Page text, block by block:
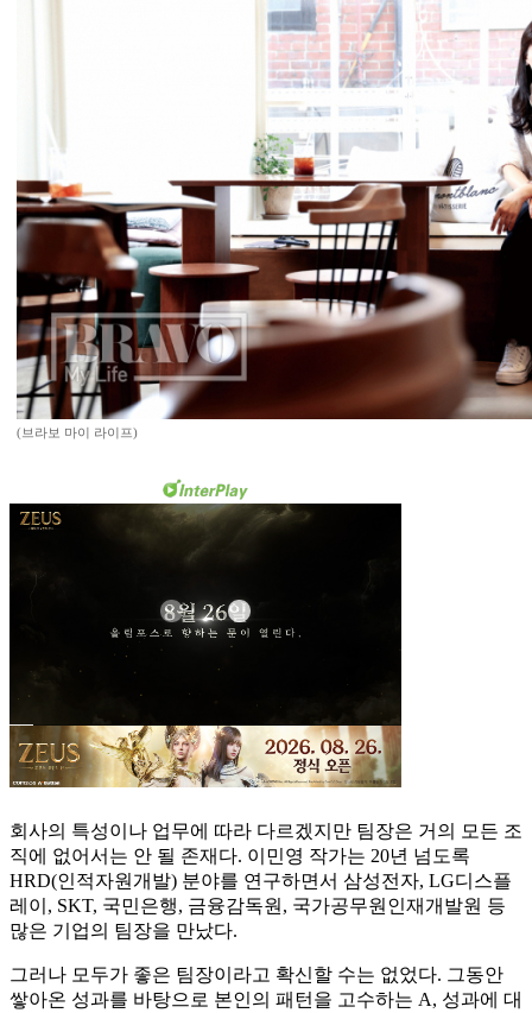
(브라보 마이 라이프)
회사의 특성이나 업무에 따라 다르겠지만 팀장은 거의 모든 조
직에 없어서는 안 될 존재다. 이민영 작가는 20년 넘도록
HRD(인적자원개발) 분야를 연구하면서 삼성전자, LG디스플
레이, SKT, 국민은행, 금융감독원, 국가공무원인재개발원 등
많은 기업의 팀장을 만났다.
그러나 모두가 좋은 팀장이라고 확신할 수는 없었다. 그동안
쌓아온 성과를 바탕으로 본인의 패턴을 고수하는 A, 성과에 대